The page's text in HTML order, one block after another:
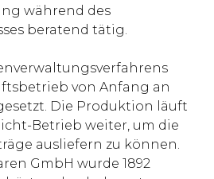
während des
beratend tätig.
von Anfang an
Die Produktion läuft
Betrieb weiter, um die
ausliefern zu können.
GmbH wurde 1892